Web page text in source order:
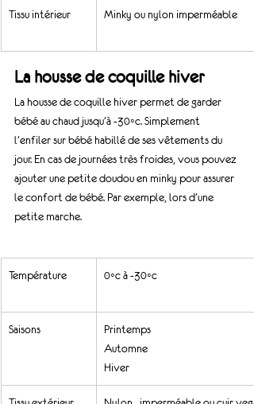
Tissu intérieur Minky ou nylon imperméable
La housse de coquille hiver
La housse de coquille hiver permet de garder
bébé au chaud jusqu’à -30◦c. Simplement
l’enfiler sur bébé habillé de ses vêtements du
jour. En cas de journées très froides, vous pouvez
ajouter une petite doudou en minky pour assurer
le confort de bébé. Par exemple, lors d’une
petite marche.
Température 0◦c à -30◦c
Saisons
​Printemps
Automne
Hiver